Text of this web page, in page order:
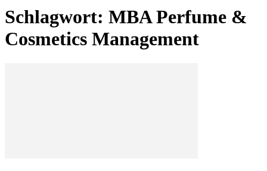
Schlagwort: MBA Perfume &
Cosmetics Management